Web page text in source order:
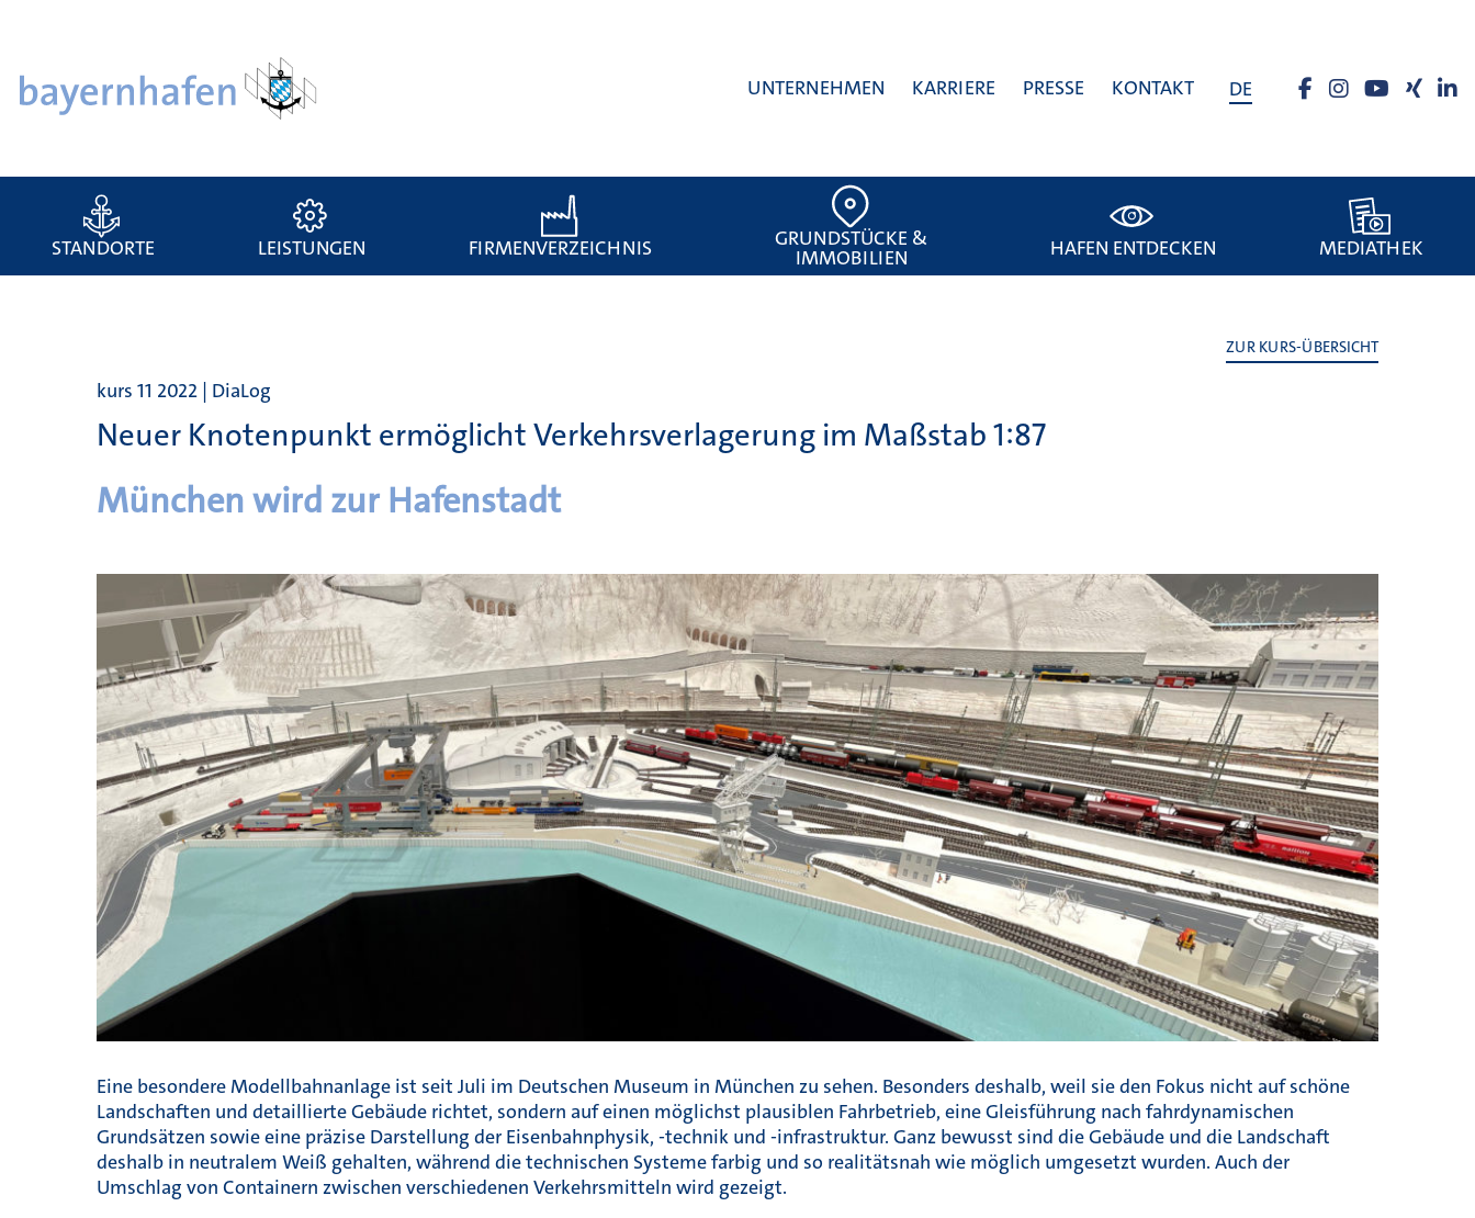
UNTERNEHMEN KARRIERE PRESSE KONTAKT DE
STANDORTE LEISTUNGEN FIRMENVERZEICHNIS GRUNDSTÜCKE &
IMMOBILIEN HAFEN ENTDECKEN MEDIATHEK
ZUR KURS-ÜBERSICHT
kurs 11 2022 | DiaLog
Neuer Knotenpunkt ermöglicht Verkehrsverlagerung im Maßstab 1:87
München wird zur Hafenstadt
Eine besondere Modellbahnanlage ist seit Juli im Deutschen Museum in München zu sehen. Besonders deshalb, weil sie den Fokus nicht auf schöne
Landschaften und detaillierte Gebäude richtet, sondern auf einen möglichst plausiblen Fahrbetrieb, eine Gleisführung nach fahrdynamischen
Grundsätzen sowie eine präzise Darstellung der Eisenbahnphysik, -technik und -infrastruktur. Ganz bewusst sind die Gebäude und die Landschaft
deshalb in neutralem Weiß gehalten, während die technischen Systeme farbig und so realitätsnah wie möglich umgesetzt wurden. Auch der
Umschlag von Containern zwischen verschiedenen Verkehrsmitteln wird gezeigt.